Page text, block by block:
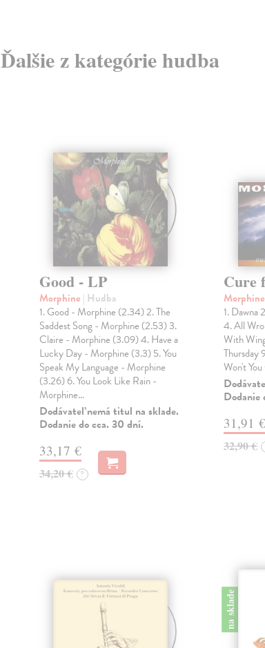
Ďalšie z kategórie hudba
Good - LP
Morphine | Hudba
1. Good - Morphine (2.34) 2. The
Saddest Song - Morphine (2.53) 3.
Claire - Morphine (3.09) 4. Have a
Lucky Day - Morphine (3.3) 5. You
Speak My Language - Morphine
(3.26) 6. You Look Like Rain -
Morphine…
Dodávateľ nemá titul na sklade.
Dodanie do cca. 30 dní.
33,17 €
34,20 € ?
Cure
Morphine
1. Dawna
4. All
With
Thursday
Won't
Dodanie
31,91 €
32,90 €
na sklade